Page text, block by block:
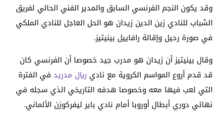
وقد يكون النجم الفرنسي السابق والمدير الفني الحالي لفريق
الشباب للنادي زين الدين زيدان هو الحل العاجل للنادي الملكي
في صورة رحيل وإقالة رافاييل بينيتيز.
وقال بينيتيز أن زيدان هو مدرب جيد خصوصا أن الفرنسي كان
قد قدم أروع المواسم الكروية مع نادي ريال مدريدفي الفترة
التي لعب فيها معه وخصوصا هدفه التاريخي الذي سجله في
نهائي دوري أبطال أوروبا أمام نادي باير ليفركوزن الألماني.